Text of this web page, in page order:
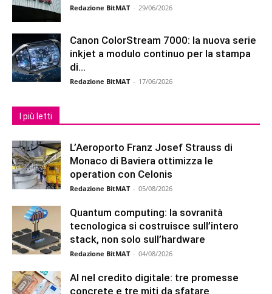
Redazione BitMAT - 29/06/2026
Canon ColorStream 7000: la nuova serie
inkjet a modulo continuo per la stampa
di...
Redazione BitMAT - 17/06/2026
I più letti
L’Aeroporto Franz Josef Strauss di
Monaco di Baviera ottimizza le
operation con Celonis
Redazione BitMAT - 05/08/2026
Quantum computing: la sovranità
tecnologica si costruisce sull’intero
stack, non solo sull’hardware
Redazione BitMAT - 04/08/2026
AI nel credito digitale: tre promesse
concrete e tre miti da sfatare